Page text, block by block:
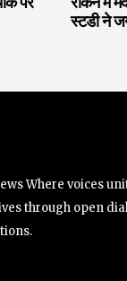
स्टडी ने
Where voices
through open